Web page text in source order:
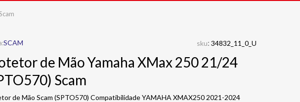
SCAM sku: 34832_11_0_U
de Mão Yamaha XMax 250 21/24
Scam
de Mão Scam (SPTO570) Compatibilidade YAMAHA XMAX250 2021-2024